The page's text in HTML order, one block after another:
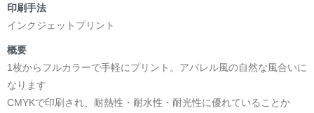
印刷手法
インクジェットプリント
概要
1枚からフルカラーで手軽にプリント。アパレル風の自然な風合いに
なります
CMYKで印刷され、耐熱性・耐水性・耐光性に優れていることか